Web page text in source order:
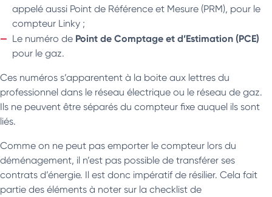
appelé aussi Point de Référence et Mesure (PRM), pour le
compteur Linky ;
Le numéro de Point de Comptage et d’Estimation (PCE)
pour le gaz.
Ces numéros s’apparentent à la boite aux lettres du
professionnel dans le réseau électrique ou le réseau de gaz.
Ils ne peuvent être séparés du compteur fixe auquel ils sont
liés.
Comme on ne peut pas emporter le compteur lors du
déménagement, il n’est pas possible de transférer ses
contrats d’énergie. Il est donc impératif de résilier. Cela fait
partie des éléments à noter sur la checklist de